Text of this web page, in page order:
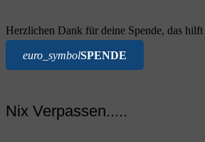
Herzlichen Dank für deine Spende, das hilft
euro_symbolSPENDE
Nix Verpassen.....